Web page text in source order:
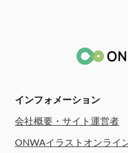
インフォメーション
会社概要・サイト運営者
ONWAイラストオンライ